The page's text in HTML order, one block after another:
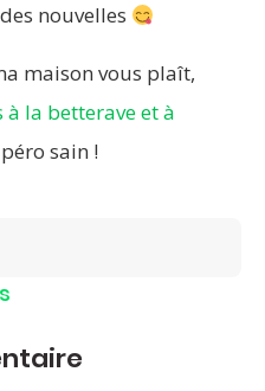
nouvelles
maison vous plaît,
à la betterave et à
sain !